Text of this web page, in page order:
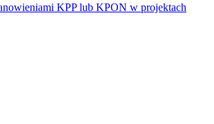
KPP lub KPON w projektach